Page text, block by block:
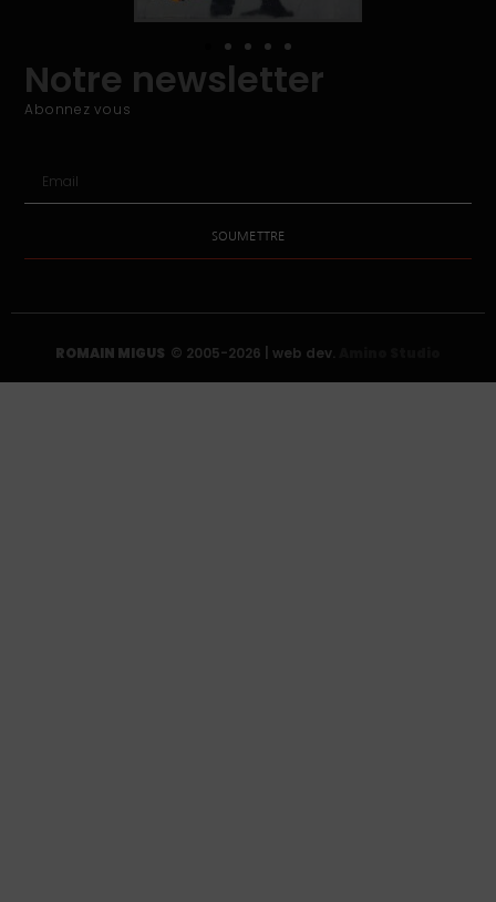
Notre newsletter
Abonnez vous
SOUMETTRE
ROMAIN MIGUS © 2005-2026 | web dev.